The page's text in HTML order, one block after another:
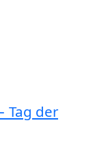
Tag der